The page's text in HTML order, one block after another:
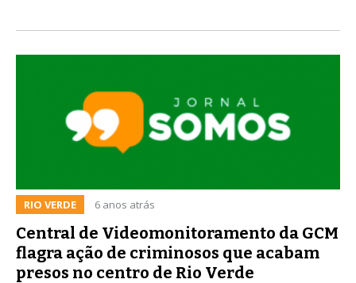
RIO VERDE 6 anos atrás
Central de Videomonitoramento da GCM
flagra ação de criminosos que acabam
presos no centro de Rio Verde